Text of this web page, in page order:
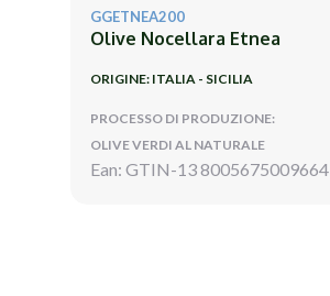
GGETNEA200
Olive Nocellara Etnea
ORIGINE: ITALIA - SICILIA
PROCESSO DI PRODUZIONE:
OLIVE VERDI AL NATURALE
Ean: GTIN-13 8005675009664